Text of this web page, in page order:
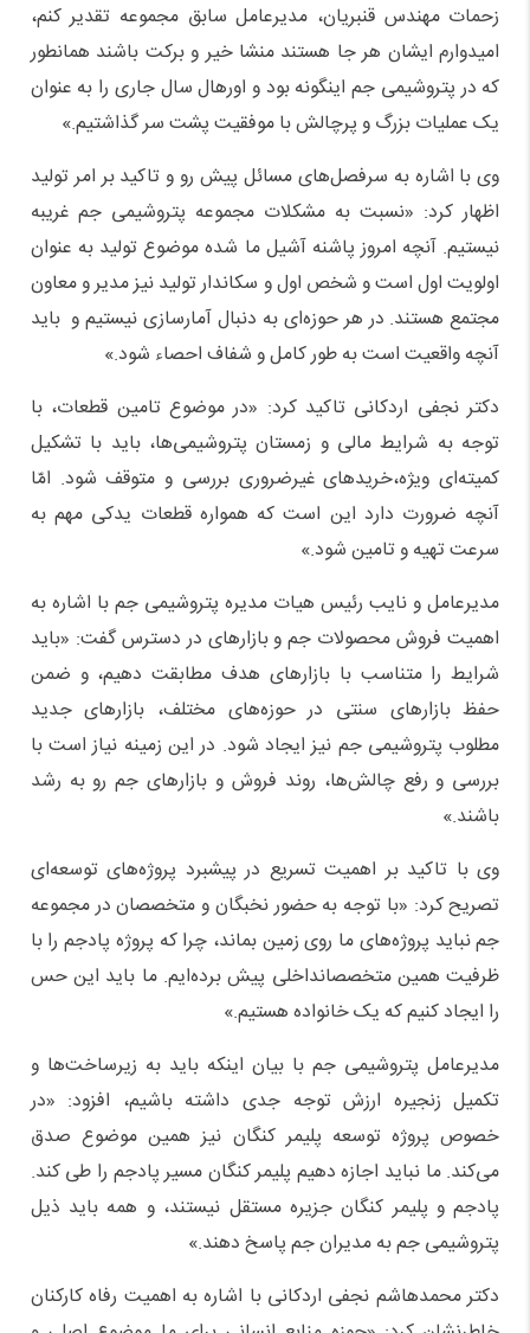
زحمات مهندس قنبریان، مدیرعامل سابق مجموعه تقدیر کنم،
امیدوارم ایشان هر جا هستند منشا خیر و برکت باشند همانطور
که در پتروشیمی جم اینگونه بود و اورهال سال جاری را به عنوان
یکعملیاتبزرگ و پرچالش با موفقیت پشت سر گذاشتیم.»
وی با اشاره به سرفصل‌های مسائل پیش روو تاکید برامرتولید
اظهار کرد: «نسبت به مشکلات مجموعه پتروشیمی جم غریبه
نیستیم. آنچه امروز پاشنه آشیل ما شده موضوع تولید به عنوان
اولویت اول است و شخص اول و سکاندار تولید نیز مدیر و معاون
مجتمع هستند. در هر حوزه‌ای به دنبال آمارسازی نیستیم و باید
آنچه واقعیت است به طور کامل و شفاف احصاء شود.»
دکتر نجفی اردکانی تاکید کرد: «درموضوع تامین قطعات، با
توجه به شرایط مالی و زمستان پتروشیمی‌ها، باید با تشکیل
کمیته‌ای ویژه،خریدهای غیرضروری بررسی و متوقف شود. اما
آنچه ضرورت دارد این است که هموارهقطعات یدکی مهمبه
سرعت تهیه و تامین شود.»
مدیرعامل و نایب رئیس هیات مدیره پتروشیمی جمبا اشاره به
اهمیت فروشمحصولات جمو بازارهای در دسترسگفت:
«باید
شرایط را متناسب با بازارهای هدفمطابقت دهیم،و ضمن
حفظ بازارهای سنتی در حوزههای مختلف، بازارهای جدید
مطلوب پتروشیمی جم نیزایجاد شود. در این زمینه نیاز استبا
بررسی ورفعچالشها، روند فروش و بازارهای جم رو به رشد
باشند.»
وی با تاکید بر اهمیت تسریع در پیشبرد پروژههای توسعه‌ای
تصریح کرد:
«با توجه به حضور نخبگان و متخصصان در مجموعه
جم نباید پروژههای ما روی زمین بماند، چرا که پروژه پادجم را با
ظرفیت همین متخصصانداخلی پیش برده‌ایم.ما باید این حس
را ایجادکنیمکه یک خانواده هستیم.»
مدیرعامل پتروشیمی جم با بیان اینکهباید به زیرساخت‌ها و
تکمیل زنجیره ارزش توجه جدی داشته باشیم، افزود: «در
خصوص پروژهتوسعه پلیمر کنگان نیز همین موضوع صدق
می‌کند.ما نباید اجازه دهیم پلیمر کنگان مسیر پادجم را طی کند.
پادجم و پلیمر کنگان جزیره مستقل نیستند، و همه باید ذیل
پتروشیمی جم به مدیران جم پاسخ دهند.»
دکتر محمدهاشم نجفی اردکانیبا اشاره به اهمیت رفاهکارکنان